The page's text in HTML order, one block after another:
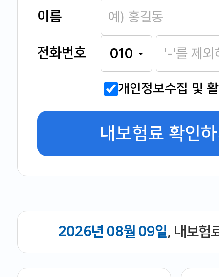
이름
전화번호
개인정보수집 및
내보험료 확인
2026년 08월 09일, 내보험